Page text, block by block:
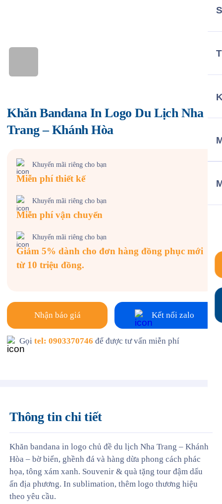
Khăn Bandana In Logo Du Lịch Nha
Trang – Khánh Hòa
Khuyến mãi riêng cho bạn
Miễn phí thiết kế
Khuyến mãi riêng cho bạn
Miễn phí vận chuyển
Khuyến mãi riêng cho bạn
Giảm 5% dành cho đơn hàng đồng phục mới
từ 10 triệu đồng.
Nhận báo giá Kết nối zalo
Gọitel: 0903370746 để được tư vấn miễn phí
Thông tin chi tiết
Khăn bandana in logo chủ đề du lịch Nha Trang – Khánh
Hòa – bờ biển, ghềnh đá và hàng dừa phong cách phác
họa, tông xám xanh. Souvenir & quà tặng tour đậm dấu
ấn địa phương. In sublimation, thêm logo thương hiệu
theo yêu cầu.